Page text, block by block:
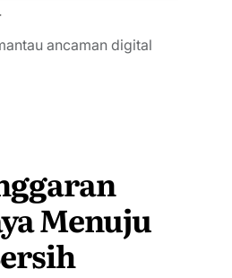
ancaman digital
Menuju